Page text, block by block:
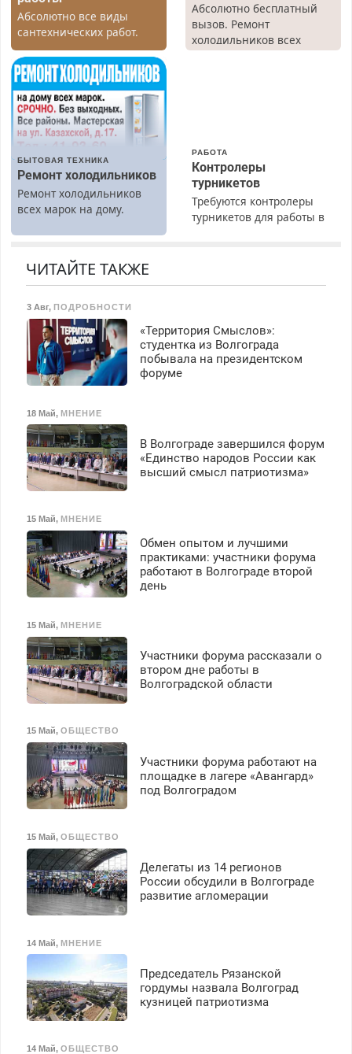
Абсолютно все виды
сантехнических работ.
Быстро. Качественно.
Недорого.
Абсолютно бесплатный
вызов. Ремонт
холодильников всех
марок на дому, с
БЫТОВАЯ ТЕХНИКА
Ремонт холодильников
Ремонт холодильников
всех марок на дому.
РАБОТА
Контролеры
турникетов
Требуются контролеры
турникетов для работы в
вычета налогов.
Ежемесячно
выплачивается денежная
безопасности с з/п до
125000 руб.
ЧИТАЙТЕ ТАКЖЕ
3 Авг, ПОДРОБНОСТИ
«Территория Смыслов»:
студентка из Волгограда
побывала на президентском
форуме
18 Май, МНЕНИЕ
В Волгограде завершился форум
«Единство народов России как
высший смысл патриотизма»
15 Май, МНЕНИЕ
Обмен опытом и лучшими
практиками: участники форума
работают в Волгограде второй
день
15 Май, МНЕНИЕ
Участники форума рассказали о
втором дне работы в
Волгоградской области
15 Май, ОБЩЕСТВО
Участники форума работают на
площадке в лагере «Авангард»
под Волгоградом
15 Май, ОБЩЕСТВО
Делегаты из 14 регионов
России обсудили в Волгограде
развитие агломерации
14 Май, МНЕНИЕ
Председатель Рязанской
гордумы назвала Волгоград
кузницей патриотизма
14 Май, ОБЩЕСТВО